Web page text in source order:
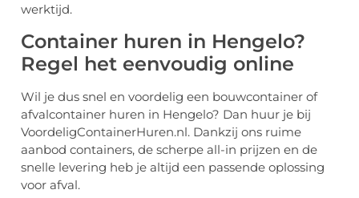
werktijd.
Container huren in Hengelo?
Regel het eenvoudig online
Wil je dus snel en voordelig een bouwcontainer of
afvalcontainer huren in Hengelo? Dan huur je bij
VoordeligContainerHuren.nl. Dankzij ons ruime
aanbod containers, de scherpe all-in prijzen en de
snelle levering heb je altijd een passende oplossing
voor afval.